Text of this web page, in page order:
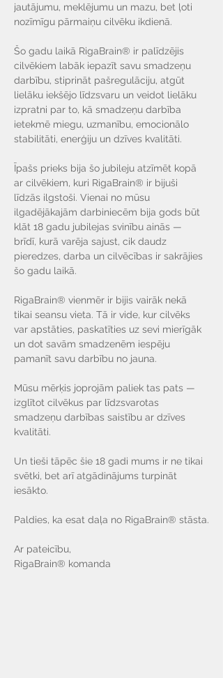
jautājumu, meklējumu un mazu, bet ļoti
nozīmīgu pārmaiņu cilvēku ikdienā.
Šo gadu laikā RigaBrain® ir palīdzējis
cilvēkiem labāk iepazīt savu smadzeņu
darbību, stiprināt pašregulāciju, atgūt
lielāku iekšējo līdzsvaru un veidot lielāku
izpratni par to, kā smadzeņu darbība
ietekmē miegu, uzmanību, emocionālo
stabilitāti, enerģiju un dzīves kvalitāti.
Īpašs prieks bija šo jubileju atzīmēt kopā
ar cilvēkiem, kuri RigaBrain® ir bijuši
līdzās ilgstoši. Vienai no mūsu
ilgadējākajām darbiniecēm bija gods būt
klāt 18 gadu jubilejas svinību ainās —
brīdī, kurā varēja sajust, cik daudz
pieredzes, darba un cilvēcības ir sakrājies
šo gadu laikā.
RigaBrain® vienmēr ir bijis vairāk nekā
tikai seansu vieta. Tā ir vide, kur cilvēks
var apstāties, paskatīties uz sevi mierīgāk
un dot savām smadzenēm iespēju
pamanīt savu darbību no jauna.
Mūsu mērķis joprojām paliek tas pats —
izglītot cilvēkus par līdzsvarotas
smadzeņu darbības saistību ar dzīves
kvalitāti.
Un tieši tāpēc šie 18 gadi mums ir ne tikai
svētki, bet arī atgādinājums turpināt
iesākto.
Paldies, ka esat daļa no RigaBrain® stāsta.
Ar pateicību,
RigaBrain® komanda